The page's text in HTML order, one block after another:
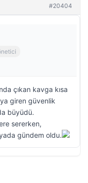
#20404
çıkan kavga kısa
giren güvenlik
büyüdü.
sererken,
gündem oldu.